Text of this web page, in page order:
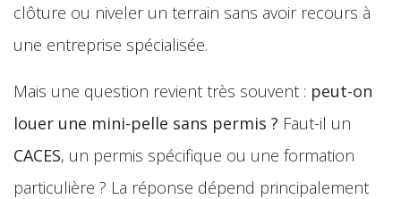
clôture ou niveler un terrain sans avoir recours à
une entreprise spécialisée.
Mais une question revient très souvent : peut-on
louer une mini-pelle sans permis ? Faut-il un
CACES, un permis spécifique ou une formation
particulière ? La réponse dépend principalement